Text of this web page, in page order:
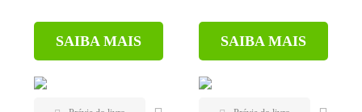
SAIBA MAIS SAIBA MAIS